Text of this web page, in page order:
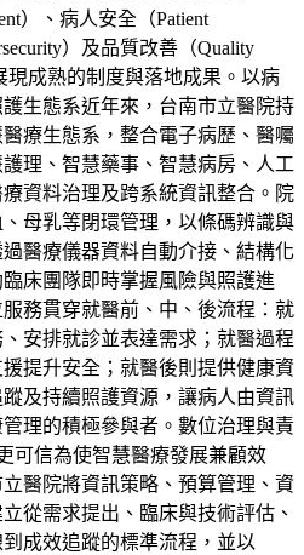
）、病人安全（Patient
）及品質改善（Quality
現成熟的制度與落地成果。以病
生態系近年來，台南市立醫院持
療生態系，整合電子病歷、醫囑
理、智慧藥事、智慧病房、人工
資料治理及跨系統資訊整合。院
母乳等閉環管理，以條碼辨識與
醫療儀器資料自動介接、結構化
床團隊即時掌握風險與照護進
務貫穿就醫前、中、後流程：就
安排就診並表達需求；就醫過程
提升安全；就醫後則提供健康資
及持續照護資源，讓病人由資訊
理的積極參與者。數位治理與責
信為使智慧醫療發展兼顧效
醫院將資訊策略、預算管理、資
從需求提出、臨床與技術評估、
成效追蹤的標準流程，並以